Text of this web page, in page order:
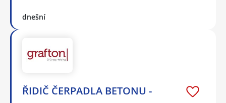
dnešní
ŘIDIČ ČERPADLA BETONU -